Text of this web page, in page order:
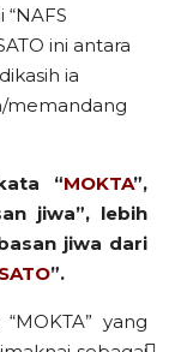
ini antara
ia
memandang
“MOKTA”,
jiwa”, lebih
jiwa dari
SATO”.
yang